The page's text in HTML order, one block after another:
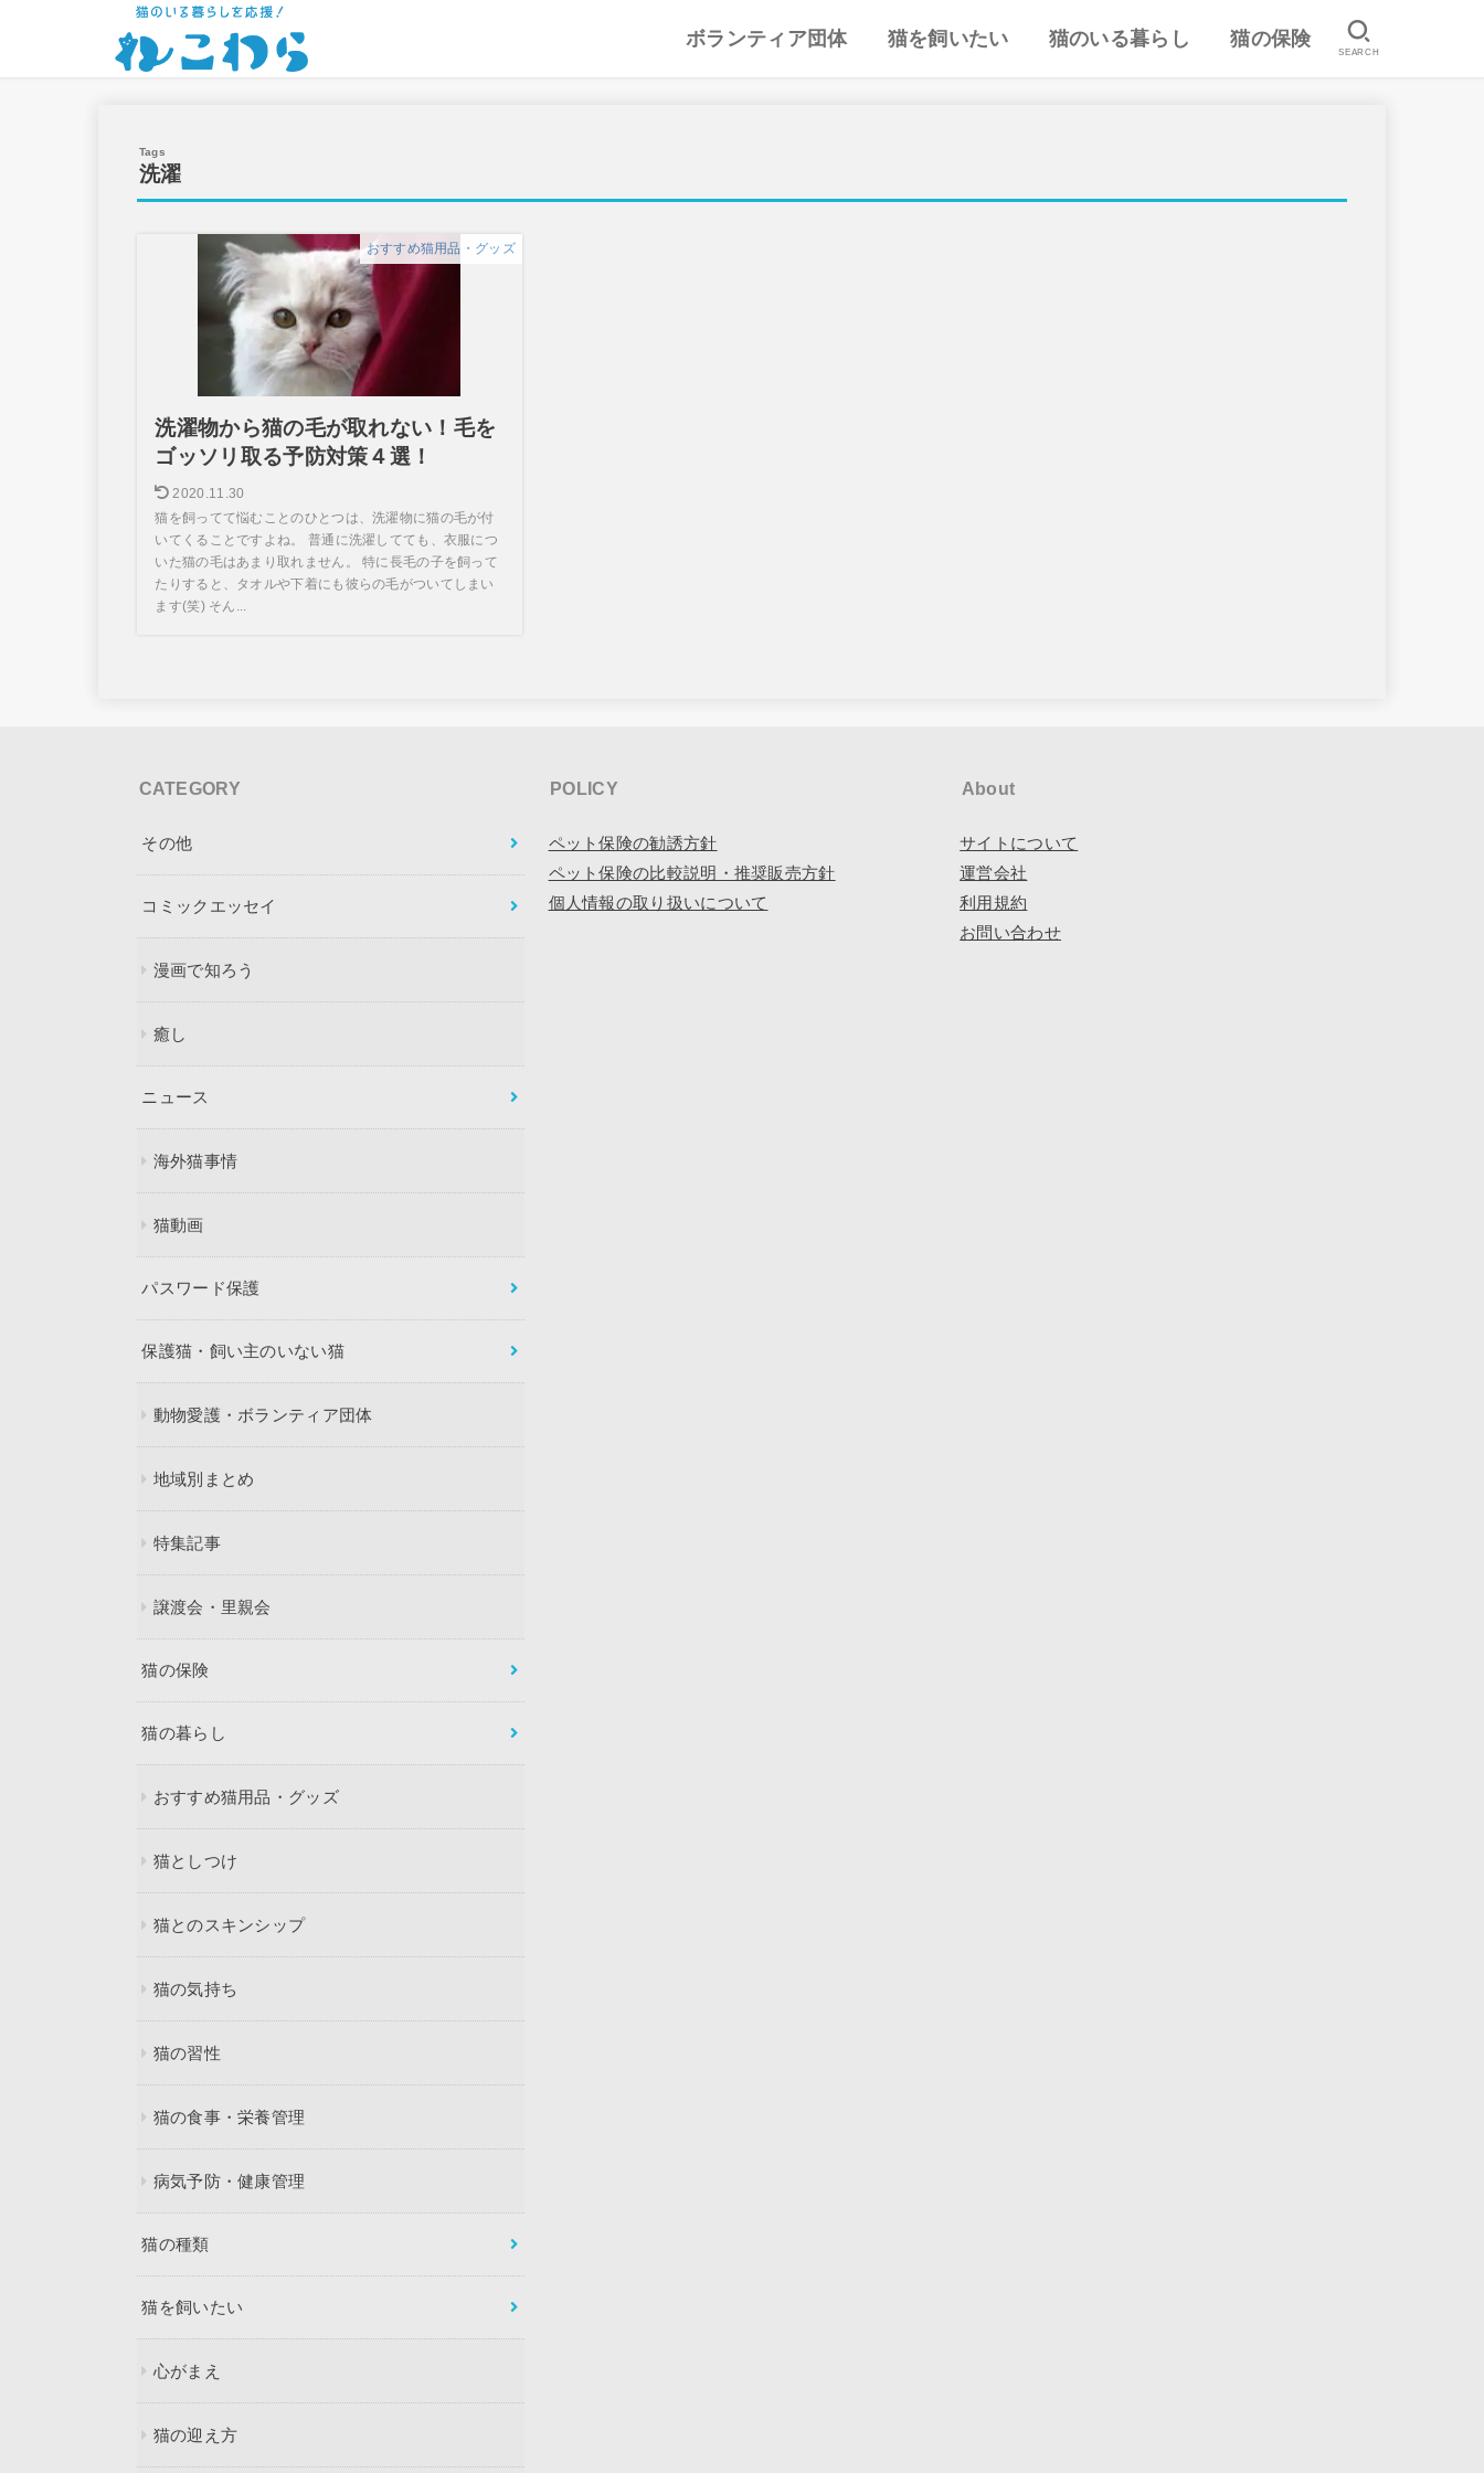
ボランティア団体 猫を飼いたい 猫のいる暮らし 猫の保険
SEARCH
洗濯
おすすめ猫用品・グッズ
洗濯物から猫の毛が取れない！毛を
ゴッソリ取る予防対策４選！
2020.11.30
猫を飼ってて悩むことのひとつは、洗濯物に猫の毛が付
いてくることですよね。 普通に洗濯してても、衣服につ
いた猫の毛はあまり取れません。 特に長毛の子を飼って
たりすると、タオルや下着にも彼らの毛がついてしまい
ます(笑) そん...
CATEGORY
その他
コミックエッセイ
漫画で知ろう
癒し
ニュース
海外猫事情
猫動画
パスワード保護
保護猫・飼い主のいない猫
動物愛護・ボランティア団体
地域別まとめ
特集記事
譲渡会・里親会
猫の保険
猫の暮らし
おすすめ猫用品・グッズ
猫としつけ
猫とのスキンシップ
猫の気持ち
猫の習性
猫の食事・栄養管理
病気予防・健康管理
猫の種類
猫を飼いたい
心がまえ
猫の迎え方
POLICY
ペット保険の勧誘方針
ペット保険の比較説明・推奨販売方針
個人情報の取り扱いについて
About
サイトについて
運営会社
利用規約
お問い合わせ